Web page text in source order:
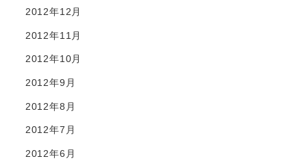
2012年12月
2012年11月
2012年10月
2012年9月
2012年8月
2012年7月
2012年6月